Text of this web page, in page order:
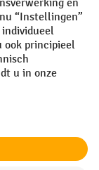
delivery charges,
Combinatie met
| ² De korting
voor de
bestelwaarde
stapelaars,
van deze actie.